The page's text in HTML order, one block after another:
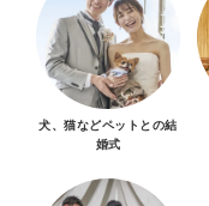
犬、猫などペットとの結
婚式